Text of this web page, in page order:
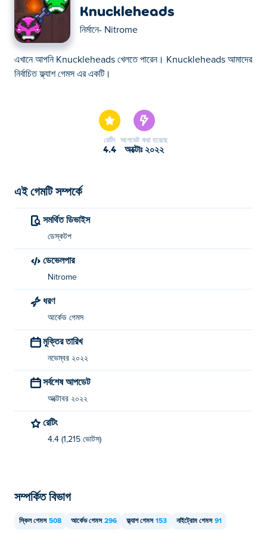
Knuckleheads
নির্মানে- Nitrome
এখানে আপনি Knuckleheads খেলতে পারেন। Knuckleheads আমাদের
নির্বাচিত ফ্ল্যাশ গেমস এর একটি।
রেটিং
4.4
আপডেট করা হয়েছে
অক্টোঃ ২০২২
এই গেমটি সম্পর্কে
সমর্থিত ডিভাইস
ডেস্কটপ
ডেভেলপার
Nitrome
ধরণ
আর্কেড গেমস
মুক্তির তারিখ
নভেম্বর ২০২২
সর্বশেষ আপডেট
অক্টোবর ২০২২
রেটিং
4.4 (1,215 ভোটস)
সম্পর্কিত বিভাগ
স্কিল গেমস 508 আর্কেড গেমস 296 ফ্ল্যাশ গেমস 153 নাইট্রোম গেমস 91